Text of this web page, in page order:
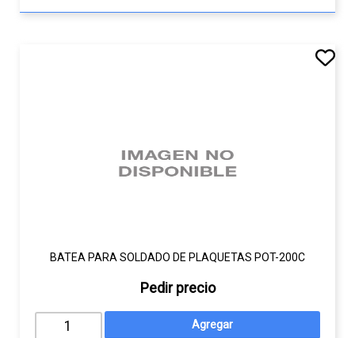
BATEA PARA SOLDADO DE PLAQUETAS POT-200C
Pedir precio